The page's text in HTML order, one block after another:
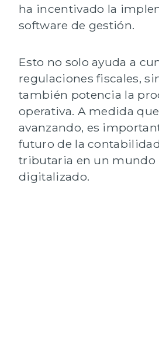
ha incentivado la
software de gestión.
Esto no solo ayuda a
regulaciones fiscales,
también potencia la
operativa. A medida
avanzando, es
futuro de la
tributaria en un mundo
digitalizado.